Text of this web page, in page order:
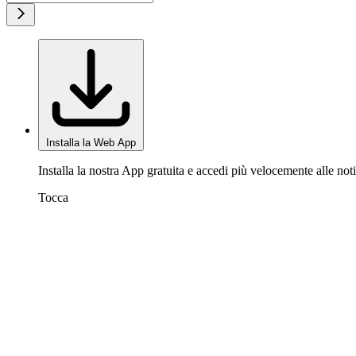
Installa la Web App
Installa la nostra App gratuita e accedi più velocemente alle
Tocca